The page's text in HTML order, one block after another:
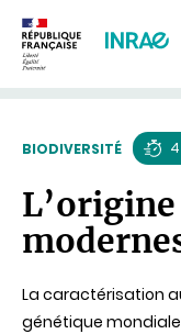
BIODIVERSITÉ
de
La caractérisation
génétique